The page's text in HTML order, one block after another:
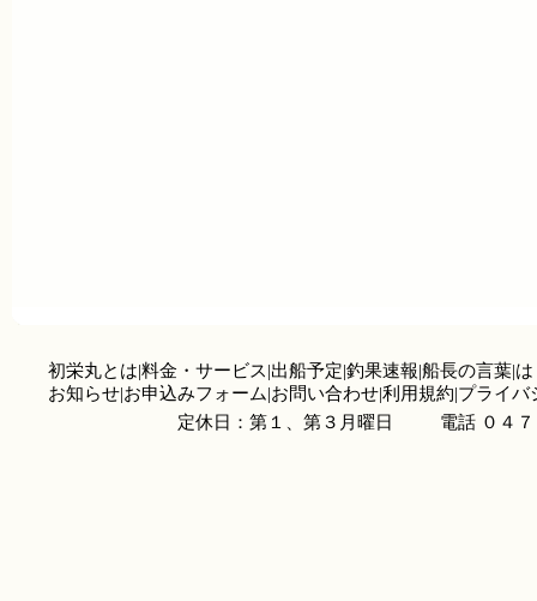
初栄丸とは|料金・サービス|出船予定|釣果速報|船長の言葉|
お知らせ|お申込みフォーム|お問い合わせ|利用規約|プライバ
定休日：第１、第３月曜日
電話 ０４